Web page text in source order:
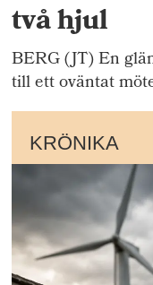
två hjul
BERG (JT) En
till ett oväntat
KRÖNIKA